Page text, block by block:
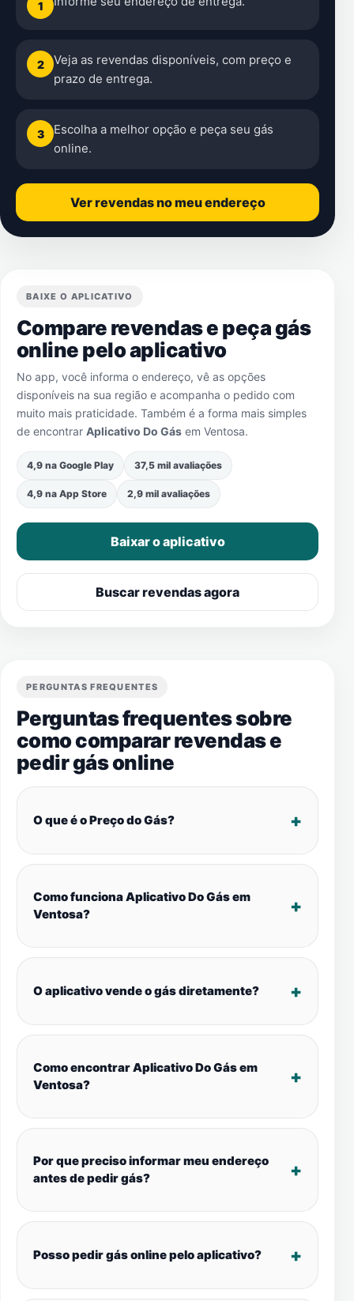
1
2
Veja as revendas disponíveis, com preço e
prazo de entrega.
3
Escolha a melhor opção e peça seu gás
online.
Ver revendas no meu endereço
BAIXE O APLICATIVO
Compare revendas e peça gás
online pelo aplicativo
No app, você informa o endereço, vê as opções
disponíveis na sua região e acompanha o pedido com
muito mais praticidade. Também é a forma mais simples
de encontrar Aplicativo Do Gás em Ventosa.
4,9 na Google Play 37,5 mil avaliações
4,9 na App Store 2,9 mil avaliações
Baixar o aplicativo
Buscar revendas agora
PERGUNTAS FREQUENTES
Perguntas frequentes sobre
como comparar revendas e
pedir gás online
O que é o Preço do Gás?
Como funciona Aplicativo Do Gás em
Ventosa?
O aplicativo vende o gás diretamente?
Como encontrar Aplicativo Do Gás em
Ventosa?
Por que preciso informar meu endereço
antes de pedir gás?
Posso pedir gás online pelo aplicativo?